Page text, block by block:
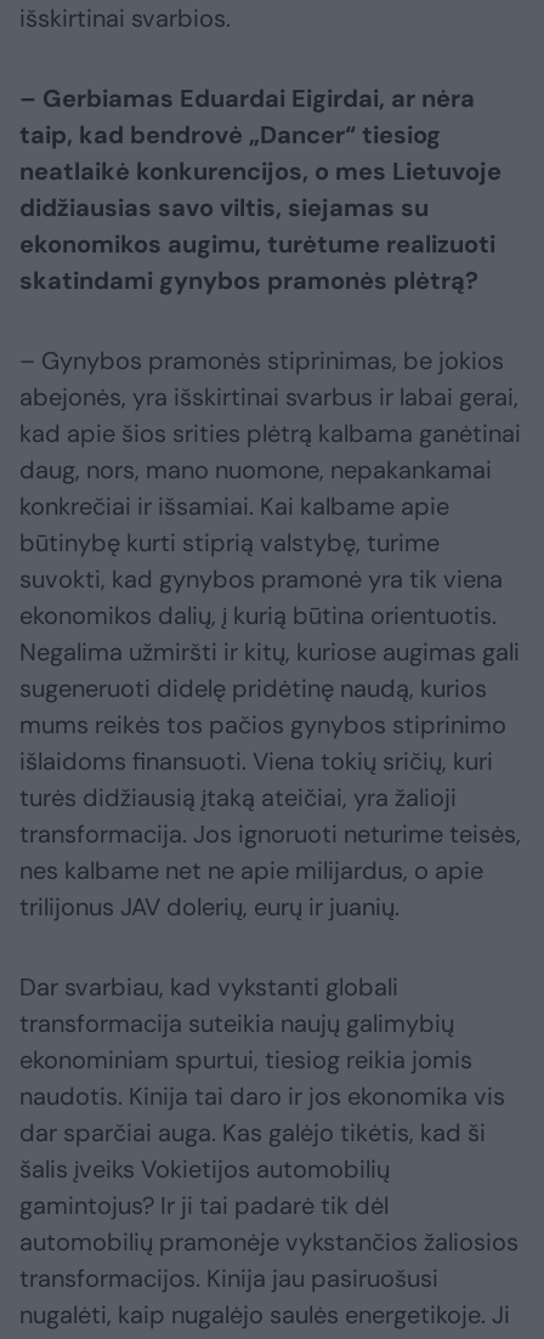
išskirtinai svarbios.
– Gerbiamas Eduardai Eigirdai, ar nėra
taip, kad bendrovė „Dancer“ tiesiog
neatlaikė konkurencijos, o mes Lietuvoje
didžiausias savo viltis, siejamas su
ekonomikos augimu, turėtume realizuoti
skatindami gynybos pramonės plėtrą?
– Gynybos pramonės stiprinimas, be jokios
abejonės, yra išskirtinai svarbus ir labai gerai,
kad apie šios srities plėtrą kalbama ganėtinai
daug, nors, mano nuomone, nepakankamai
konkrečiai ir išsamiai. Kai kalbame apie
būtinybę kurti stiprią valstybę, turime
suvokti, kad gynybos pramonė yra tik viena
ekonomikos dalių, į kurią būtina orientuotis.
Negalima užmiršti ir kitų, kuriose augimas gali
sugeneruoti didelę pridėtinę naudą, kurios
mums reikės tos pačios gynybos stiprinimo
išlaidoms finansuoti. Viena tokių sričių, kuri
turės didžiausią įtaką ateičiai, yra žalioji
transformacija. Jos ignoruoti neturime teisės,
nes kalbame net ne apie milijardus, o apie
trilijonus JAV dolerių, eurų ir juanių.
Dar svarbiau, kad vykstanti globali
transformacija suteikia naujų galimybių
ekonominiam spurtui, tiesiog reikia jomis
naudotis. Kinija tai daro ir jos ekonomika vis
dar sparčiai auga. Kas galėjo tikėtis, kad ši
šalis įveiks Vokietijos automobilių
gamintojus? Ir ji tai padarė tik dėl
automobilių pramonėje vykstančios žaliosios
transformacijos. Kinija jau pasiruošusi
nugalėti, kaip nugalėjo saulės energetikoje. Ji